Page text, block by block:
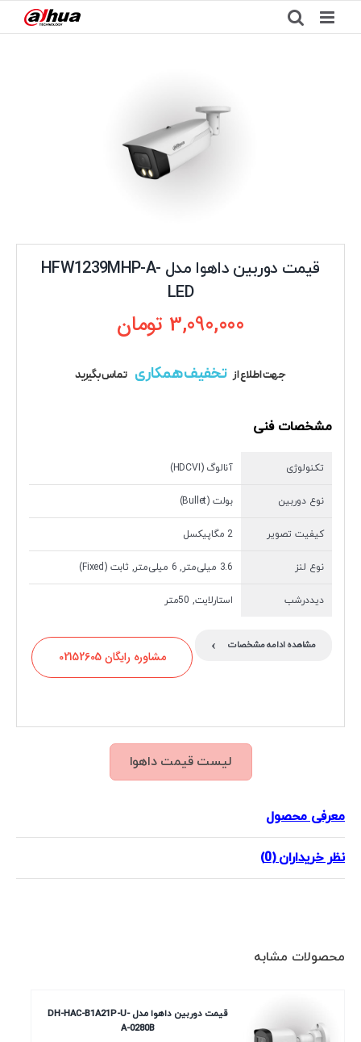
to
قیمت دوربین داهوا مدل HFW1239MHP-A-
LED
3,090,000 تومان
جهت اطلاع از تخفیف همکاری تماس بگیرید
مشخصات فنی
تکنولوژی آنالوگ (HDCVI)
نوع دوربین بولت (Bullet)
کیفیت تصویر 2 مگاپیکسل
نوع لنز 3.6 میلی‌متر, 6 میلی‌متر, ثابت (Fixed)
دیددرشب استارلایت, 50متر
مشاهده ادامه مشخصات ›
مشاوره رایگان 02152605
لیست قیمت داهوا
معرفی محصول
نظر خریداران (0)
محصولات مشابه
قیمت دوربین داهوا مدل DH-HAC-B1A21P-U-
A-0280B